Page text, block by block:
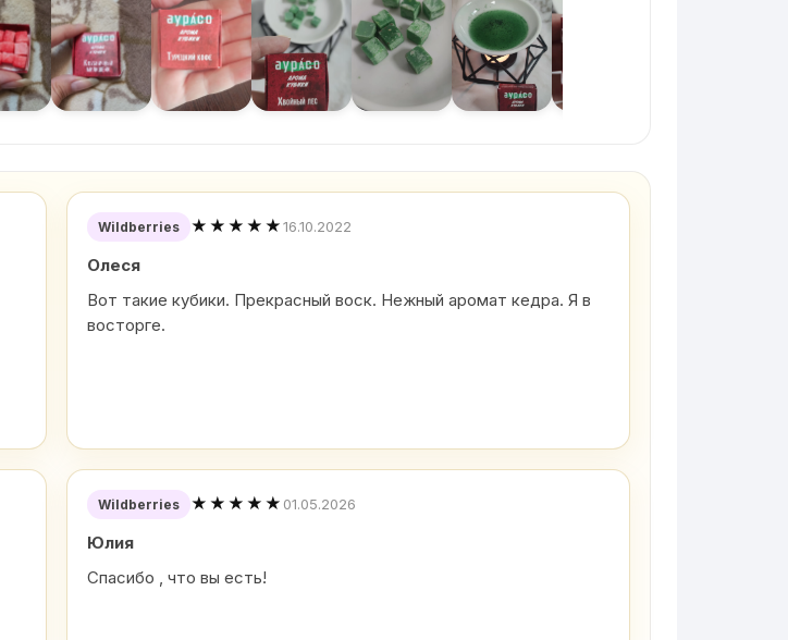
Wildberries ★★★★★16.10.2022
Олеся
Вот такие кубики. Прекрасный воск. Нежный аромат кедра. Я в
восторге.
Wildberries ★★★★★ 01.05.2026
Юлия
Спасибо , что вы есть!